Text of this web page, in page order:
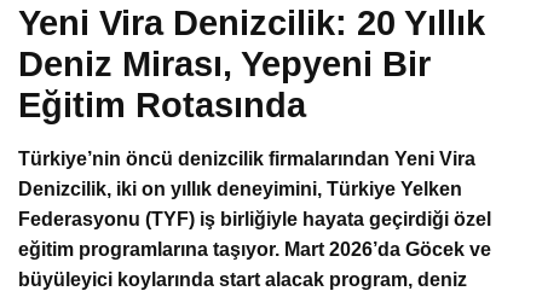
Yeni Vira Denizcilik: 20 Yıllık
Deniz Mirası, Yepyeni Bir
Eğitim Rotasında
Türkiye’nin öncü denizcilik firmalarından Yeni Vira
Denizcilik, iki on yıllık deneyimini, Türkiye Yelken
Federasyonu (TYF) iş birliğiyle hayata geçirdiği özel
eğitim programlarına taşıyor. Mart 2026’da Göcek ve
büyüleyici koylarında start alacak program, deniz